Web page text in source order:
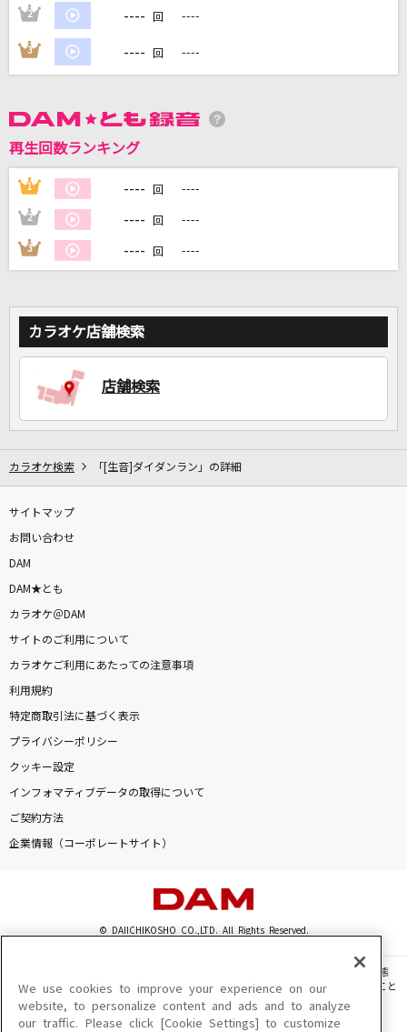
Starting Now ～新しい私へ
清水美依紗
DAMの新曲・ランキングなど
DAMに会員登録・ログインして
自宅でカラオケ歌い放題！
2 ---- 回 ----
3 ---- 回 ----
再生回数ランキング
1 ---- 回 ----
2 ---- 回 ----
3 ---- 回 ----
カラオケ店舗検索
店舗検索
カラオケ検索 「[生音]ダイダンラン」の詳細
サイトマップ
お問い合わせ
DAM
DAM★とも
カラオケ＠DAM
サイトのご利用について
カラオケご利用にあたっての注意事項
利用規約
特定商取引法に基づく表示
プライバシーポリシー
クッキー設定
インフォマティブデータの取得について
ご契約方法
企業情報（コーポレートサイト）
© DAIICHIKOSHO CO.,LTD. All Rights Reserved.
このサイトに掲載されている一切の文章・画像・写真・動画・音声等を、手段や形態
を問わず、著作権法の定める範囲を超えて無断で複製、転載、ファイル化などすること
を禁じます。
楽曲及びコンテンツは、機種によりご利用いただけない場合があります。
We use cookies to improve your experience on our
website, to personalize content and ads and to analyze
our traffic. Please click [Cookie Settings] to customize